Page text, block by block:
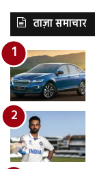
ताज़ा समाचार